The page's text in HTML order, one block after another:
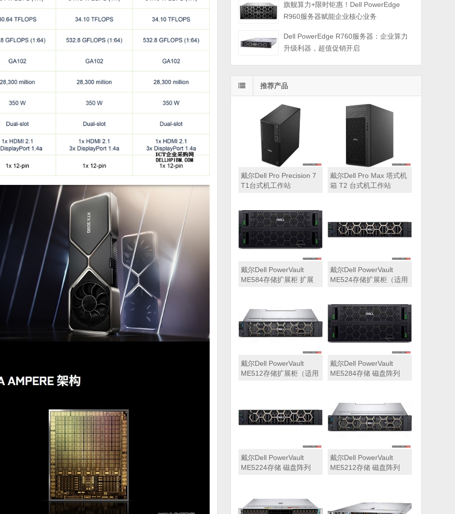
旗舰算力+限时钜惠！Dell PowerEdge
R960服务器赋能企业核心业务
Dell PowerEdge R760服务器：企业算力
升级利器，超值促销开启
推荐产品
戴尔Dell Pro Precision 7
T1台式机工作站
戴尔Dell Pro Max 塔式机
箱 T2 台式机工作站
戴尔Dell PowerVault
ME584存储扩展柜 扩展
ME5224，ME5284等主
存储扩展）
戴尔Dell PowerVault
ME524存储扩展柜（适用
戴尔Dell PowerVault
ME512存储扩展柜（适用
戴尔Dell PowerVault
ME5284存储 磁盘阵列
戴尔Dell PowerVault
ME5224存储 磁盘阵列
戴尔Dell PowerVault
ME5212存储 磁盘阵列